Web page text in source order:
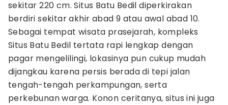
sekitar 220 cm. Situs Batu Bedil diperkirakan
berdiri sekitar akhir abad 9 atau awal abad 10.
Sebagai tempat wisata prasejarah, kompleks
Situs Batu Bedil tertata rapi lengkap dengan
pagar mengelilingi, lokasinya pun cukup mudah
dijangkau karena persis berada di tepi jalan
tengah-tengah perkampungan, serta
perkebunan warga. Konon ceritanya, situs ini juga